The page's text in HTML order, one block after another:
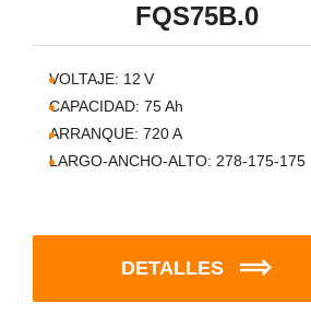
FQS75B.0
VOLTAJE: 12 V
CAPACIDAD: 75Ah
ARRANQUE: 720A
LARGO-ANCHO-ALTO: 278-175-175
DETALLES